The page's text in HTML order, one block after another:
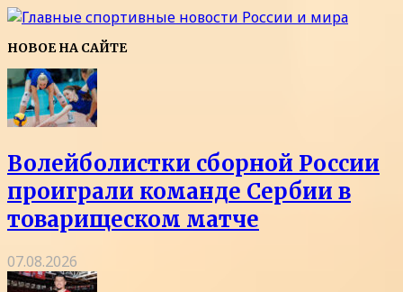
НОВОЕ НА САЙТЕ
Волейболистки сборной России
проиграли команде Сербии в
товарищеском матче
07.08.2026